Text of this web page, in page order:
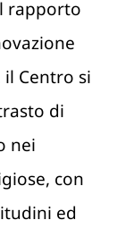
rapporto
Centro si
di
nei
con
ed